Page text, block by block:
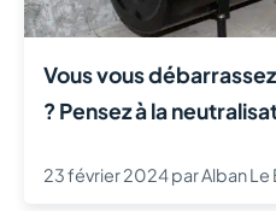
Vous vous
? Pensez à la
23 février 2024parAlban